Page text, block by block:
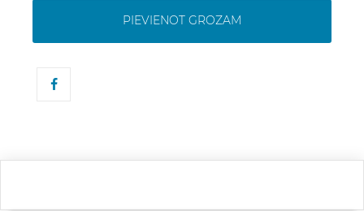
PIEVIENOT GROZAM